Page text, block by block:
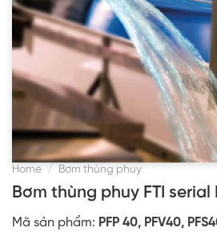
Home / Bơm thùng phuy
Bơm thùng phuy FTI serial
Mã sản phẩm: PFP 40, PFV40,